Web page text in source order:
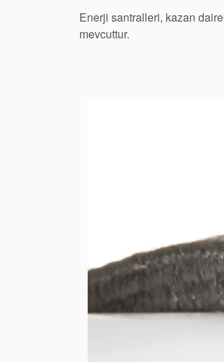
Enerji santralleri, kazan
mevcuttur.